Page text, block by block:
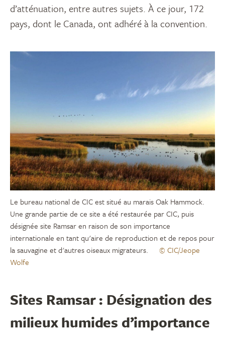
d’atténuation, entre autres sujets. À ce jour, 172
pays, dont le Canada, ont adhéré à la convention.
Le bureau national de CIC est situé au marais Oak Hammock.
Une grande partie de ce site a été restaurée par CIC, puis
désignée site Ramsar en raison de son importance
internationale en tant qu'aire de reproduction et de repos pour
la sauvagine et d'autres oiseaux migrateurs.
© CIC/Jeope
Wolfe
Sites Ramsar : Désignation des
milieux humides d’importance